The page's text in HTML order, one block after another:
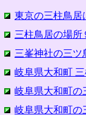
東京の三柱鳥居
三柱鳥居の場
三峯神社の三ツ
岐阜県大和町
岐阜県大和町の
岐阜県大和町の